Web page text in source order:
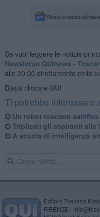
Se vuoi leggere le notizie
Newsletter QUInews -
alle 20:00 direttamente nella
Basta cliccare QUI
Ti potrebbe interessare
Un robot toscano
Triplicati gli aspiranti alla
A scuola di intelligenza
Editore Toscana
FIRENZE -